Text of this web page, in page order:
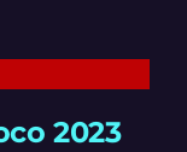
2023